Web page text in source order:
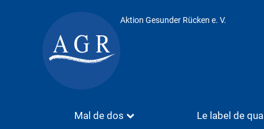
Aktion Gesunder Rücken e. V.
Mal de dos Le label de